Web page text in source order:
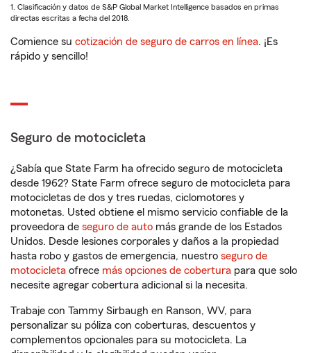
1. Clasificación y datos de S&P Global Market Intelligence basados en primas
directas escritas a fecha del 2018.
Comience su cotización de seguro de carros en línea. ¡Es
rápido y sencillo!
Seguro de motocicleta
¿Sabía que State Farm ha ofrecido seguro de motocicleta
desde 1962? State Farm ofrece seguro de motocicleta para
motocicletas de dos y tres ruedas, ciclomotores y
motonetas. Usted obtiene el mismo servicio confiable de la
proveedora de seguro de auto más grande de los Estados
Unidos. Desde lesiones corporales y daños a la propiedad
hasta robo y gastos de emergencia, nuestro seguro de
motocicleta ofrece más opciones de cobertura para que solo
necesite agregar cobertura adicional si la necesita.
Trabaje con Tammy Sirbaugh en Ranson, WV, para
personalizar su póliza con coberturas, descuentos y
complementos opcionales para su motocicleta. La